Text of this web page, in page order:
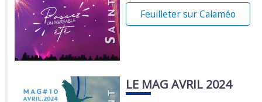
Feuilleter sur Calaméo
LE MAG AVRIL 2024